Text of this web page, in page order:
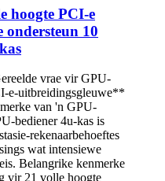
hoogte PCI-e
ondersteun 10
vrae vir GPU-
e-uitbreidingsgleuwe**
van 'n GPU-
bediener 4u-kas is
rekenaarbehoeftes
wat intensiewe
Belangrike kenmerke
vir 21 volle hoogte